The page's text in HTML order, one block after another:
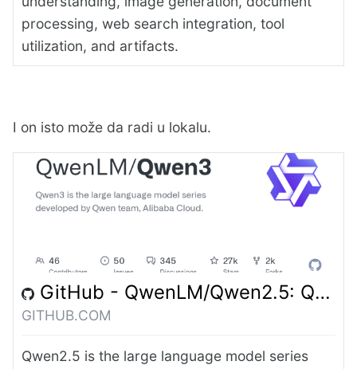
processing, web search integration, tool
utilization, and artifacts.
I on isto može da radi u lokalu.
GitHub - QwenLM/Qwen2.5: Qwen2.5 is the large language model series developed by Qwen team, Alibaba Cloud.
GITHUB.COM
Qwen2.5 is the large language model series